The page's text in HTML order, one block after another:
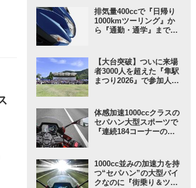
排気量400ccで『日帰り
1000kmツーリング』か
ら『通勤・通学』まで1
変更を受けても価格はす
え置き!? 今となっては逆
にリーズナブルかも……
【スズキのバイク！ の新
【大台突破】ついに来場
者3000人を超えた『隼駅
まつり2026』で参加人数
ク！ のイベントニュース
／隼駅まつり2026】
体感加速1000ccクラスの
セパハン大型スポーツで
『連続184コーナーの
った。【SUZUKI GSX-
8R 試乗インプレ・レビ
ュー 中編】
1000cc並みの加速力を持
つ“セパハン”の大型バイ
クなのに『街乗り＆ツー